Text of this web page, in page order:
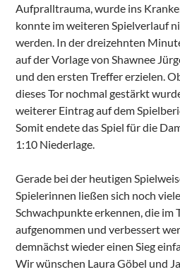
Aufpralltrauma, wurde ins
konnte im weiteren Spielverlauf
werden. In der dreizehnten
auf der Vorlage von Shawnee
und den ersten Treffer erzielen.
dieses Tor nochmal gestärkt
weiterer Eintrag auf dem
Somit endete das Spiel für die
1:10 Niederlage.
Gerade bei der heutigen
Spielerinnen ließen sich noch
Schwachpunkte erkennen, die im
aufgenommen und verbessert
demnächst wieder einen Sieg
Wir wünschen Laura Göbel und